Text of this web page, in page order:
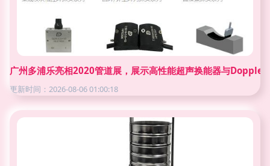
广州多浦乐亮相2020管道展，展示高性能超声换能器与Doppler
更新时间：2026-08-06 01:00:18